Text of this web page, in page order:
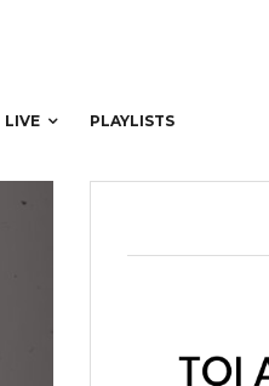
LIVE PLAYLISTS